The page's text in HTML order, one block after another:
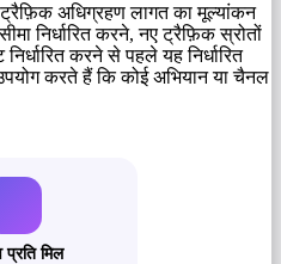
ट्रैफ़िक अधिग्रहण लागत का मूल्यांकन
निर्धारित करने, नए ट्रैफ़िक स्रोतों
करने से पहले यह निर्धारित
करते हैं कि कोई अभियान या चैनल
प्रति मिल